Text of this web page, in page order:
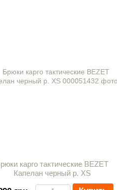
карго тактические BEZET
Капелан черный р. XS